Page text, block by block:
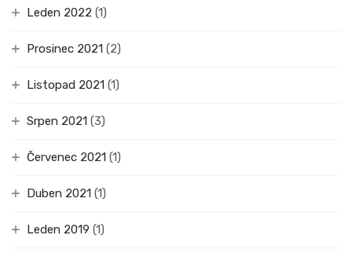
Leden 2022 (1)
Prosinec 2021 (2)
Listopad 2021 (1)
Srpen 2021 (3)
Červenec 2021 (1)
Duben 2021 (1)
Leden 2019 (1)